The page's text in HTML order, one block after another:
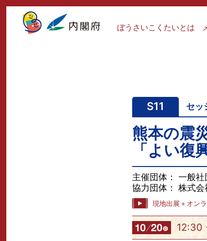
ぼうさいこくたいとは
S11 セッ
熊本の震
「よい復
主催団体： 一般
協力団体： 株式
現地出展＋オン
12:30